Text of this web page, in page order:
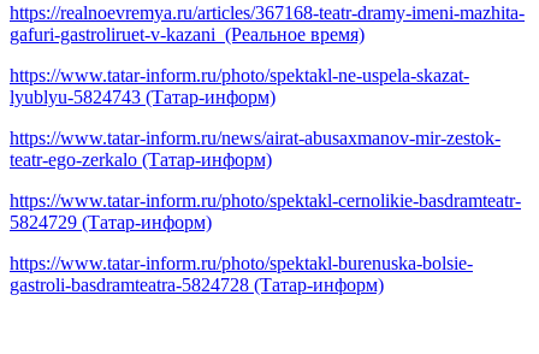
https://realnoevremya.ru/articles/367168-teatr-dramy-imeni-mazhita-
gafuri-gastroliruet-v-kazani (Реальное время)
https://www.tatar-inform.ru/photo/spektakl-ne-uspela-skazat-
lyublyu-5824743 (Татар-информ)
https://www.tatar-inform.ru/news/airat-abusaxmanov-mir-zestok-
teatr-ego-zerkalo (Татар-информ)
https://www.tatar-inform.ru/photo/spektakl-cernolikie-basdramteatr-
5824729 (Татар-информ)
https://www.tatar-inform.ru/photo/spektakl-burenuska-bolsie-
gastroli-basdramteatra-5824728 (Татар-информ)